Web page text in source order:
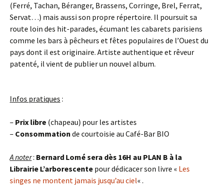
(Ferré, Tachan, Béranger, Brassens, Corringe, Brel, Ferrat,
Servat…) mais aussi son propre répertoire. Il poursuit sa
route loin des hit-parades, écumant les cabarets parisiens
comme les bars à pêcheurs et fêtes populaires de l’Ouest du
pays dont il est originaire. Artiste authentique et rêveur
patenté, il vient de publier un nouvel album.
Infos pratiques :
– Prix libre (chapeau) pour les artistes
– Consommation de courtoisie au Café-Bar BIO
A noter: Bernard Lomé sera dès 16H au PLAN B à la
Librairie L’arborescente pour dédicacer son livre « Les
singes ne montent jamais jusqu’au ciel« .